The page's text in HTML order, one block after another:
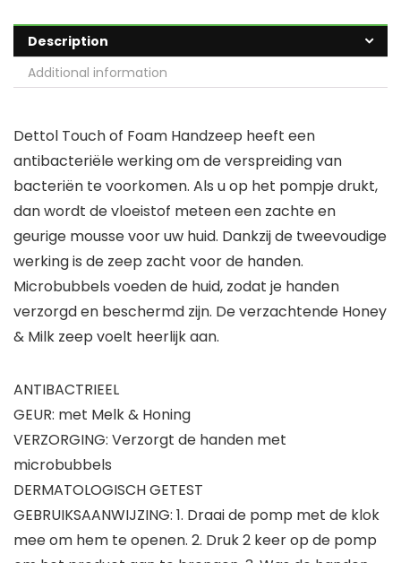
Description
Additional information
Dettol Touch of Foam Handzeep heeft een
antibacteriële werking om de verspreiding van
bacteriën te voorkomen. Als u op het pompje drukt,
dan wordt de vloeistof meteen een zachte en
geurige mousse voor uw huid. Dankzij de tweevoudige
werking is de zeep zacht voor de handen.
Microbubbels voeden de huid, zodat je handen
verzorgd en beschermd zijn. De verzachtende Honey
& Milk zeep voelt heerlijk aan.
ANTIBACTRIEEL
GEUR: met Melk & Honing
VERZORGING: Verzorgt de handen met
microbubbels
DERMATOLOGISCH GETEST
GEBRUIKSAANWIJZING: 1. Draai de pomp met de klok
mee om hem te openen. 2. Druk 2 keer op de pomp